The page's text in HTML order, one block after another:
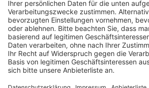
Anzeige
Sicherungsarbeiten zu 80 %
Anzeige